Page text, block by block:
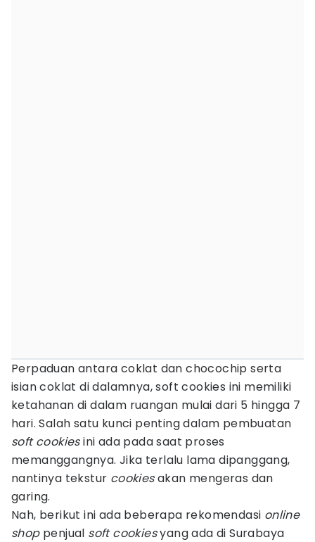
Perpaduan antara coklat dan chocochip serta
isian coklat di dalamnya, soft cookies ini memiliki
ketahanan di dalam ruangan mulai dari 5 hingga 7
hari. Salah satu kunci penting dalam pembuatan
soft cookiesini ada pada saat proses
memanggangnya. Jika terlalu lama dipanggang,
nantinya tekstur cookiesakan mengeras dan
garing.
Nah, berikut ini ada beberapa rekomendasi online
shoppenjual soft cookiesyang ada di Surabaya